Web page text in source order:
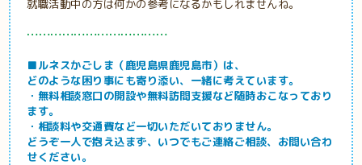
就職活動中の方は何かの参考になるかもしれませんね。
………………………………
■ルネスかごしま（鹿児島県鹿児島市）は、
どのような困り事にも寄り添い、一緒に考えています。
・無料相談窓口の開設や無料訪問支援など随時おこなっており
ます。
・相談料や交通費など一切いただいておりません。
どうぞ一人で抱え込まず、いつでもご連絡ご相談、お問い合わ
せください。